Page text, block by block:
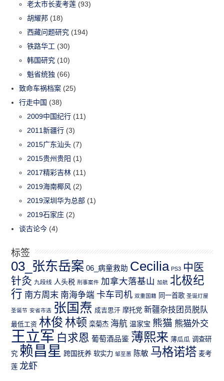
老太市长麦考莲 (93)
胡耀邦 (18)
西藏问题研究 (194)
铁路华工 (30)
韩国研究 (10)
魁省统独 (66)
致命车祸档案 (25)
行走中国 (38)
2009中国纪行 (11)
2011新疆行 (3)
2015广东汕头 (7)
2015贵州贵阳 (1)
2017精彩吉林 (11)
2019海南椰风 (2)
2019深圳华为总部 (1)
2019石家庄 (2)
谈古论今 (4)
标签
03_张东岳案 06_病童救助 Cecilia PS3 中医
针灸 九段线 人头税 刑事案件 加拿大落基山 加航 北极纪
行 南方周末 南海争端 卡车司机 双重国籍 同一首歌 圣诞灯屋
圣诞节 安省市选 张国焘 成吉思汗 摩托党 新疆杂技团员脱队
最低工资 林俊 林顿 栾菊杰 海航 温家宝 熊猫 熊猫外交
王立军 白求恩 葡萄酒品鉴 薄熙来 薄瓜瓜 调查研
究 赖昌星 跨国抚养 软实力 邹至蕙 陈敏 马格诺塔 麦考
莲 龙虾